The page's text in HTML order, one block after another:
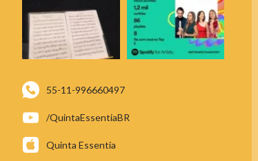
55-11-996660497
/QuintaEssentiaBR
Quinta Essentia